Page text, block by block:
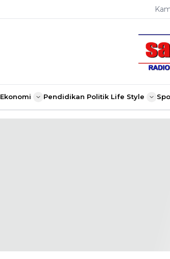
Ekonomi Pendidikan Politik Life Style